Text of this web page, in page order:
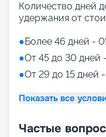
Количество дней
удержания от
●Более 46 дней -
●От 45 до 30 дней
●От 29 до 15 дней
Показать все
Частые